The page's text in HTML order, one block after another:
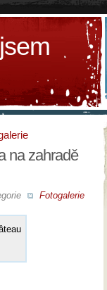
na zahradě
Fotogalerie